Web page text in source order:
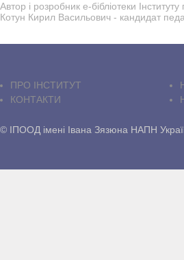
Автор і розробник е-бібліотеки
Котун Кирил Васильович - кандидат
ПРО IНСТИТУТ
КОНТАКТИ
© ІПООД імені Івана Зязюна НАПН